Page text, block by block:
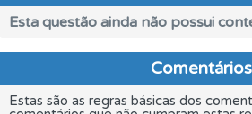
Esta questão ainda não possui
Comentários
Estas são as regras básicas dos